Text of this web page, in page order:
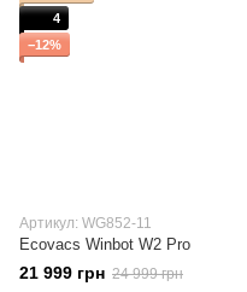
4
−12%
Артикул: WG852-11
Ecovacs Winbot W2 Pro
21 999 грн 24 999 грн